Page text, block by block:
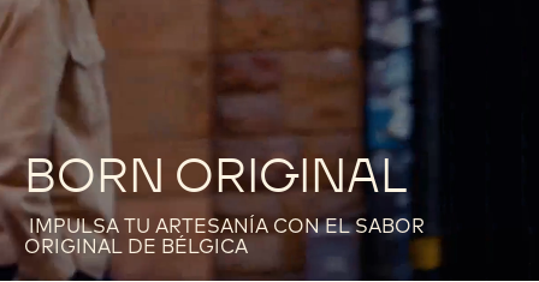
BORN ORIGINAL
IMPULSA TU ARTESANÍA CON EL SABOR
ORIGINAL DE BÉLGICA